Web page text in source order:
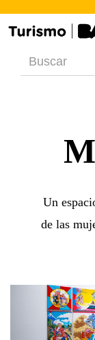
Un
de las